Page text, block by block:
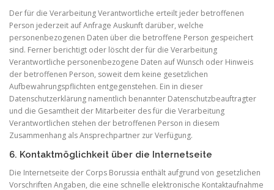
Der für die Verarbeitung Verantwortliche erteilt jeder betroffenen
Person jederzeit auf Anfrage Auskunft darüber, welche
personenbezogenen Daten über die betroffene Person gespeichert
sind. Ferner berichtigt oder löscht der für die Verarbeitung
Verantwortliche personenbezogene Daten auf Wunsch oder Hinweis
der betroffenen Person, soweit dem keine gesetzlichen
Aufbewahrungspflichten entgegenstehen. Ein in dieser
Datenschutzerklärung namentlich benannter Datenschutzbeauftragter
und die Gesamtheit der Mitarbeiter des für die Verarbeitung
Verantwortlichen stehen der betroffenen Person in diesem
Zusammenhang als Ansprechpartner zur Verfügung.
6. Kontaktmöglichkeit über die Internetseite
Die Internetseite der Corps Borussia enthält aufgrund von gesetzlichen
Vorschriften Angaben, die eine schnelle elektronische Kontaktaufnahme